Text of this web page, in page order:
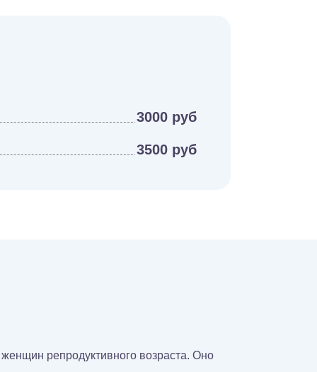
3000 руб
3500 руб
репродуктивного возраста. Оно